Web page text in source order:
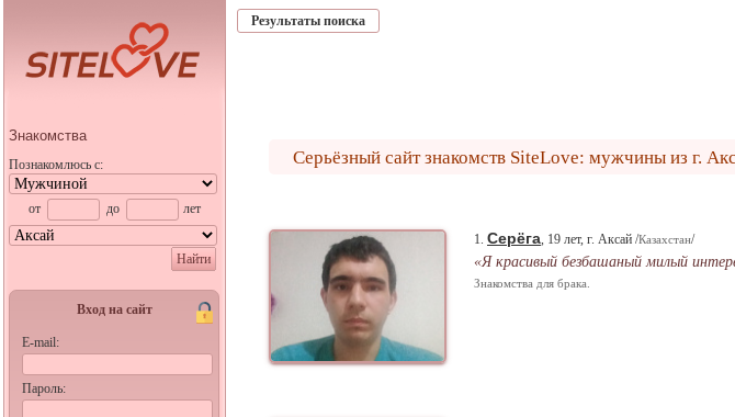
Знакомства
Познакомлюсь с:
от до лет
Найти
Вход на сайт
E-mail:
Пароль:
Результаты поиска
Серьёзный сайт знакомств SiteLove: мужчины из г.
1. Серёга, 19 лет, г. Аксай /Казахстан/
«Я красивый безбашаный милый
Знакомства для брака.